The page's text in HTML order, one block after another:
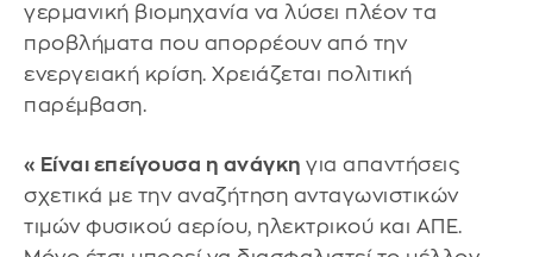
γερμανική βιομηχανία να λύσει πλέον τα
προβλήματα που απορρέουν από την
ενεργειακή κρίση. Χρειάζεται πολιτική
παρέμβαση.
«Είναι επείγουσα η ανάγκη για απαντήσεις
σχετικά με την αναζήτηση ανταγωνιστικών
τιμών φυσικού αερίου, ηλεκτρικού και ΑΠΕ.